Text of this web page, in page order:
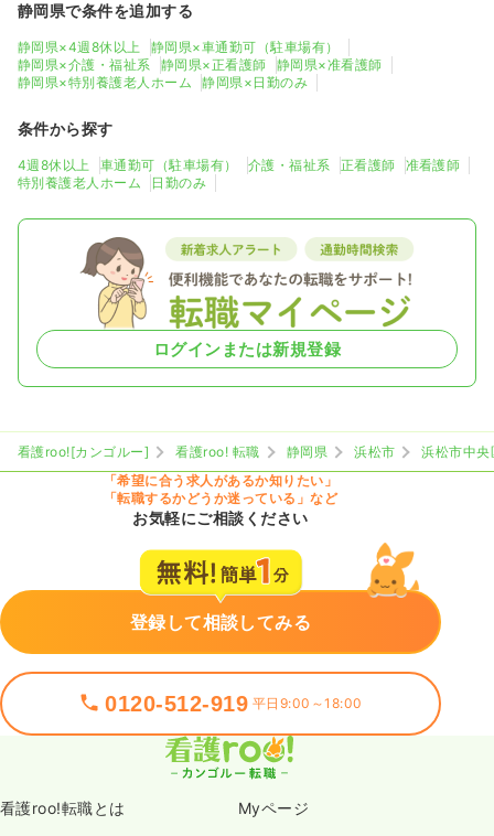
静岡県で条件を追加する
静岡県×4週8休以上
静岡県×車通勤可（駐車場有）
静岡県×介護・福祉系
静岡県×正看護師
静岡県×准看護師
静岡県×特別養護老人ホーム
静岡県×日勤のみ
条件から探す
4週8休以上 車通勤可（駐車場有） 介護・福祉系 正看護師
准看護師
特別養護老人ホーム
日勤のみ
ログインまたは新規登録
看護roo![カンゴルー] 看護roo! 転職 静岡県 浜松市
浜松市中央
「希望に合う求人があるか知りたい」
「転職するかどうか迷っている」など
お気軽にご相談ください
登録して相談してみる
0120-512-919 平日9:00～18:00
看護roo!転職とは Myページ